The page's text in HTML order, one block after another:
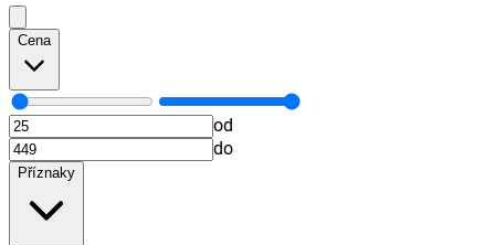
Cena
od
do
Příznaky